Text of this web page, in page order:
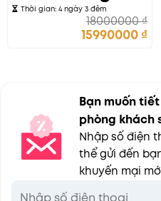
Thời gian: 4 ngày 3 đêm
18000000₫
15990000 ₫
Bạn muốn
phòng khách
Nhập số điện
thể gửi đến
khuyến mại